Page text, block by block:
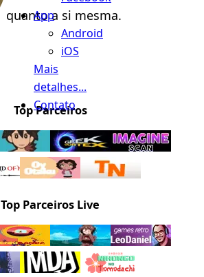
App
Android
iOS
Mais
detalhes...
Contato
quanto a si mesma.
Top Parceiros
Top Parceiros Live